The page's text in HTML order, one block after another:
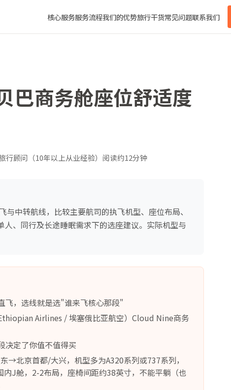
核心服务服务流程我们的优势旅行干货常见问题联系我们
巴商务舱座位舒适度
行顾问（10年以上从业经验） 阅读约12分钟
中转航线，比较主要航司的执飞机型、座位布局、
、同行及长途睡眠需求下的选座建议。实际机型与
飞，选线就是选"谁来飞核心那段"
Airlines / 埃塞俄比亚航空）Cloud Nine商务
决定了你值不值得买
→北京首都/大兴，机型多为A320系列或737系列，
J舱，2-2布局，座椅间距约38英寸，不能平躺（也